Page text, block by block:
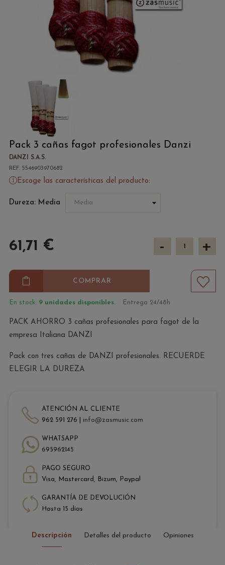
Pack 3 cañas fagot profesionales Danzi
DANZI S.A.S.
REF. 5546903970682
Escoge las características del producto:
Dureza: Media
61,71 € - +
COMPRAR
En stock: 9 unidades disponibles. Entrega 24/48h
PACK AHORRO 3 cañas profesionales para fagot de la
empresa Italiana DANZI
Pack con tres cañas de DANZI profesionales. RECUERDE
ELEGIR LA DUREZA
ATENCIÓN AL CLIENTE
962 591 276 | info@zasmusic.com
WHATSAPP
695962145
PAGO SEGURO
Visa, Mastercard, Bizum, Paypal
GARANTÍA DE DEVOLUCIÓN
Hasta 15 días
Descripción Detalles del producto Opiniones